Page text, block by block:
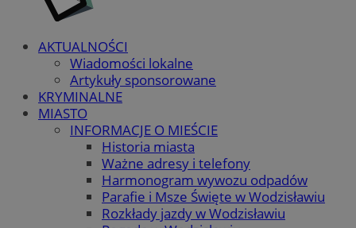
AKTUALNOŚCI
Wiadomości lokalne
Artykuły sponsorowane
KRYMINALNE
MIASTO
INFORMACJE O MIEŚCIE
Historia miasta
Ważne adresy i telefony
Harmonogram wywozu odpadów
Parafie i Msze Święte w Wodzisławiu
Rozkłady jazdy w Wodzisławiu